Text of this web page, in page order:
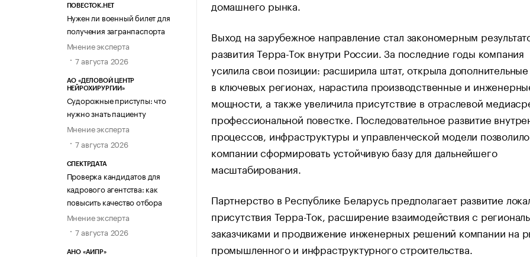
ПОВЕСТОК.НЕТ
Нужен ли военный билет для
получения загранпаспорта
Мнение эксперта
7 августа 2026
АО «ДЕЛОВОЙ ЦЕНТР
НЕЙРОХИРУРГИИ»
Судорожные приступы: что
нужно знать пациенту
Мнение эксперта
7 августа 2026
СПЕКТРДАТА
Проверка кандидатов для
кадрового агентства: как
повысить качество отбора
Мнение эксперта
7 августа 2026
АНО «АИПР»
домашнего рынка.
Выход на зарубежное направление стал закономерным
развития Терра-Ток внутри России. За последние годы компания
усилила свои позиции: расширила штат, открыла
в ключевых регионах, нарастила производственные и
мощности, а также увеличила присутствие в отраслевой
профессиональной повестке. Последовательное развитие
процессов, инфраструктуры и управленческой модели позволило
компании сформировать устойчивую базу для дальнейшего
масштабирования.
Партнерство в Республике Беларусь предполагает развитие
присутствия Терра-Ток, расширение взаимодействия с
заказчиками и продвижение инженерных решений компании на
промышленного и инфраструктурного строительства.